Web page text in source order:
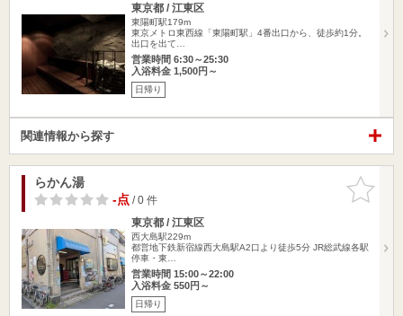
東京都 / 江東区
東陽町駅179m
東京メトロ東西線「東陽町駅」4番出口から、徒歩約1分。
出口を出て…
営業時間 6:30～25:30
入浴料金 1,500円～
日帰り
関連情報から探す
お気に入
りに追加
らかん湯
-点/ 0 件
東京都 / 江東区
西大島駅229m
都営地下鉄新宿線西大島駅A2口より徒歩5分 JR総武線各駅
停車・東…
営業時間 15:00～22:00
入浴料金 550円～
日帰り